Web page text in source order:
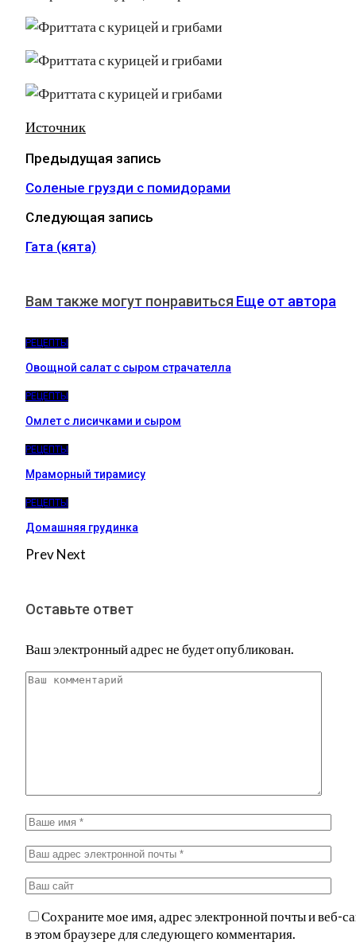
Источник
Предыдущая запись
Соленые грузди с помидорами
Следующая запись
Гата (кята)
Вам также могут понравиться Еще от автора
РЕЦЕПТЫ
Овощной салат с сыром страчателла
РЕЦЕПТЫ
Омлет с лисичками и сыром
РЕЦЕПТЫ
Мраморный тирамису
РЕЦЕПТЫ
Домашняя грудинка
PrevNext
Оставьте ответ
Ваш электронный адрес не будет опубликован.
Сохраните мое имя, адрес электронной почты и веб-
в этом браузере для следующего комментария.